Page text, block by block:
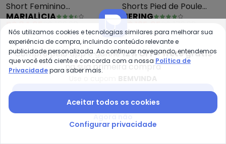
Short Feminino
Alfaiataria Creponado
(Preto)
MARIALÍCIA
ou2xdeR$ 42,47semjuros
Shorts Pied de Poule
(Preto)
HERING
ou4xdeR$ 31,48semjuros
-50% -36%
Compre pelo app e ganhe12% OFF + frete grátis
na sua primeira compra
Nós utilizamos cookies e tecnologias similares para melhorar sua
experiência de compra, incluindo conteúdo relevante e
publicidade personalizada. Ao continuar navegando, entendemos
que você está ciente e concorda com a nossa Política de
Privacidadepara saber mais.
Aceitar todos os cookies
Configurar privacidade